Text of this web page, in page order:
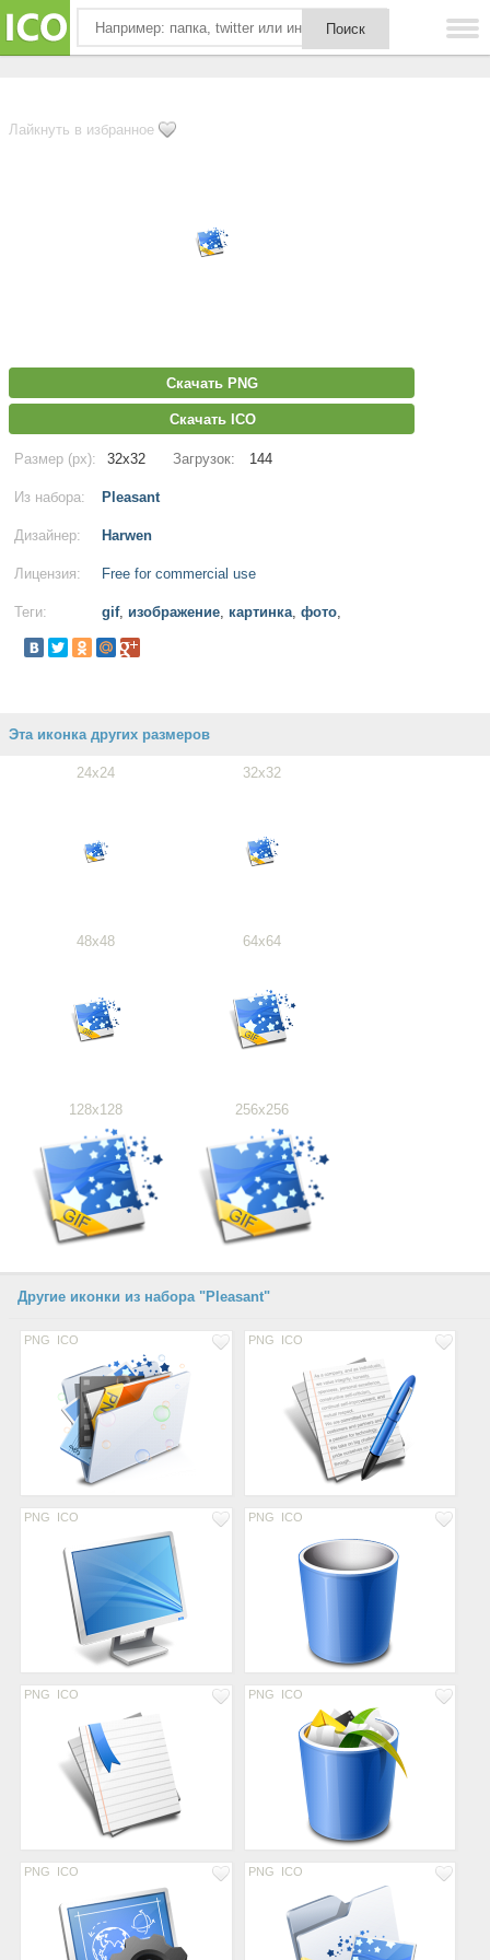
Лайкнуть в избранное
Скачать PNG
Скачать ICO
Размер (px): 32x32 Загрузок: 144
Из набора: Pleasant
Дизайнер: Harwen
Лицензия: Free for commercial use
Теги: gif, изображение, картинка, фото,
Эта иконка других размеров
24x24 32x32
48x48 64x64
128x128 256x256
Другие иконки из набора "Pleasant"
PNG ICO PNG ICO
PNG ICO PNG ICO
PNG ICO PNG ICO
PNG ICO PNG ICO